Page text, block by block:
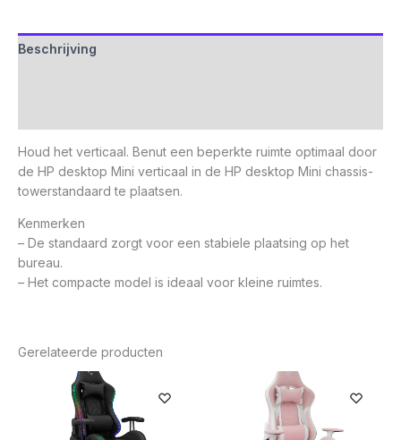
Beschrijving
Houd het verticaal. Benut een beperkte ruimte optimaal door
de HP desktop Mini verticaal in de HP desktop Mini chassis-
towerstandaard te plaatsen.
Kenmerken
– De standaard zorgt voor een stabiele plaatsing op het
bureau.
– Het compacte model is ideaal voor kleine ruimtes.
Gerelateerde producten